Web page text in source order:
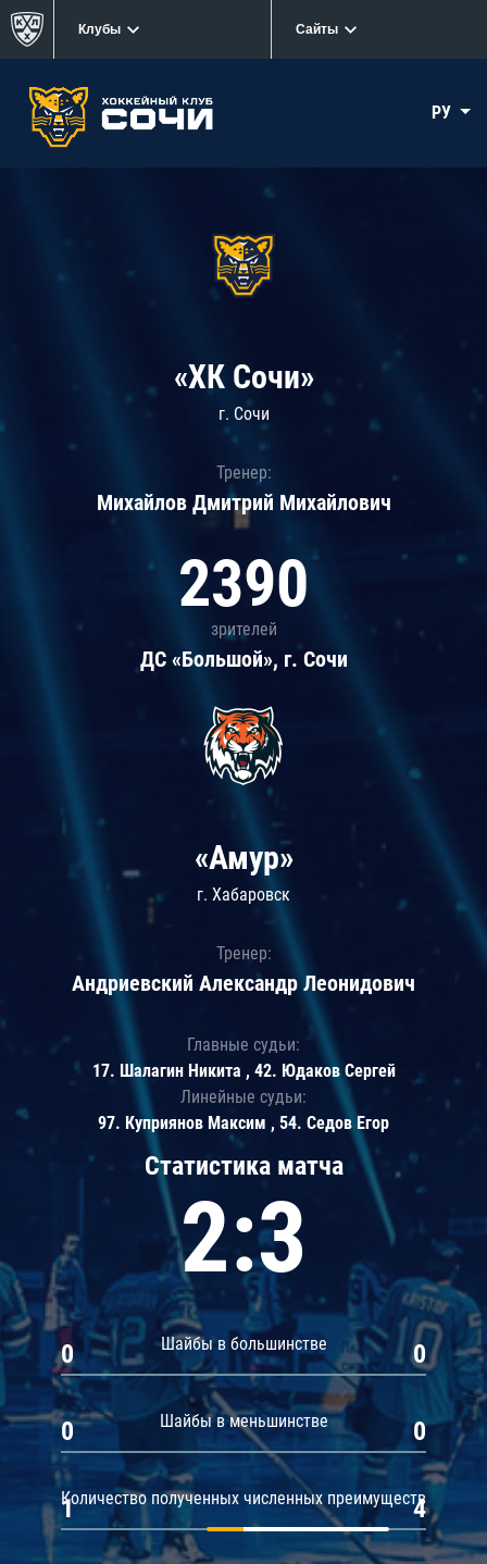
Клубы Сайты
РУ
«ХК Сочи»
г. Сочи
Тренер:
Михайлов Дмитрий Михайлович
2390
зрителей
ДС «Большой», г. Сочи
Статистика матча
2:3
Шайбы в большинстве
0 0
Шайбы в меньшинстве
0 0
Количество полученных численных преимуществ
1 4
«Амур»
г. Хабаровск
Тренер:
Андриевский Александр Леонидович
Главные судьи:
17. Шалагин Никита , 42. Юдаков Сергей
Линейные судьи:
97. Куприянов Максим , 54. Седов Егор